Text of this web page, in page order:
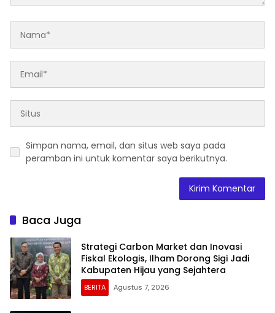
Simpan nama, email, dan situs web saya pada
peramban ini untuk komentar saya berikutnya.
Baca Juga
Strategi Carbon Market dan Inovasi
Fiskal Ekologis, Ilham Dorong Sigi Jadi
Kabupaten Hijau yang Sejahtera
BERITA Agustus 7, 2026